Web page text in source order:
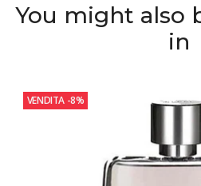
You might also
in
VENDITA -8%